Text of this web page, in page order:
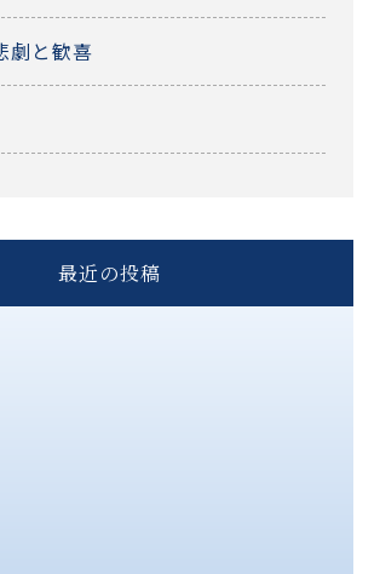
劇と歓喜
最近の投稿